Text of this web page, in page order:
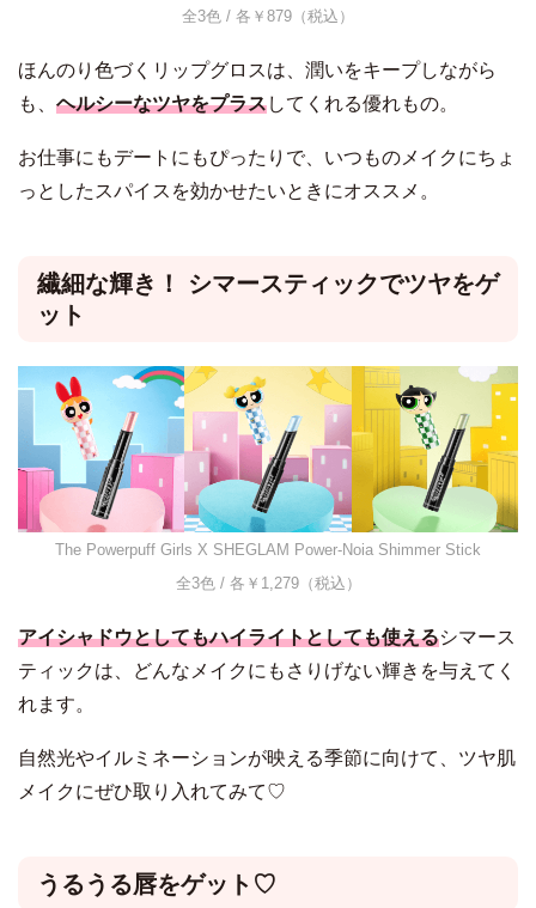
全3色 / 各￥879（税込）
ほんのり色づくリップグロスは、潤いをキープしながら
も、 ヘルシーなツヤをプラスしてくれる優れもの。
お仕事にもデートにもぴったりで、いつものメイクにちょ
っとしたスパイスを効かせたいときにオススメ。
繊細な輝き！ シマースティックでツヤをゲ
ット
The Powerpuff Girls X SHEGLAM Power-Noia Shimmer Stick
全3色 / 各￥1,279（税込）
アイシャドウとしてもハイライトとしても使えるシマース
ティックは、どんなメイクにもさりげない輝きを与えてく
れます。
自然光やイルミネーションが映える季節に向けて、ツヤ肌
メイクにぜひ取り入れてみて♡
うるうる唇をゲット♡